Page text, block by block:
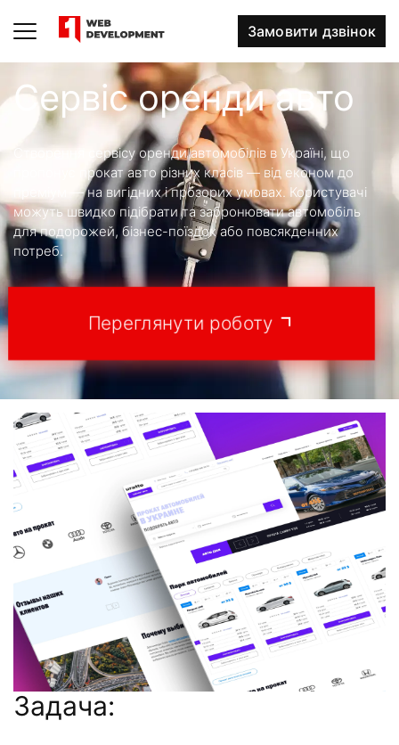
Замовити дзвінок
Сервіс оренди авто
Створення сервісу оренди автомобілів в Україні, що
пропонує прокат авто різних класів — від економ до
преміум — на вигідних і прозорих умовах. Користувачі
можуть швидко підібрати та забронювати автомобіль
для подорожей, бізнес-поїздок або повсякденних
потреб.
Переглянути роботу
Задача: